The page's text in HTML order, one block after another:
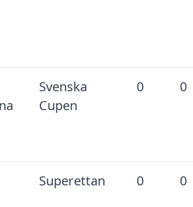
Svenska
Cupen
0 0
Superettan 0 0